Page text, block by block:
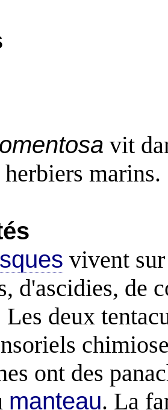
vit
marins.
vivent
d'ascidies, de
Les deux
ont des
manteau. La